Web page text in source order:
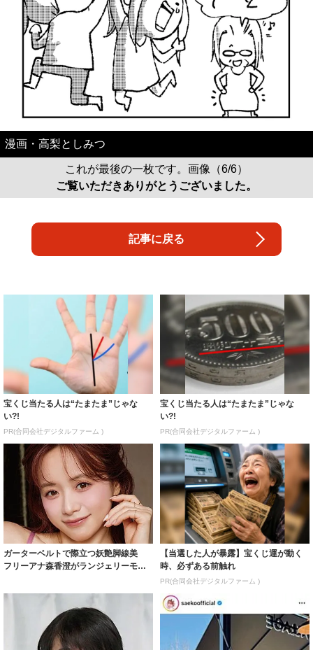
漫画・高梨としみつ
これが最後の一枚です。画像（6/6）
ご覧いただきありがとうございました。
記事に戻る
宝くじ当たる人は“たまたま”じゃな
い?!
PR(合同会社デジタルファーム )
宝くじ当たる人は“たまたま”じゃな
い?!
PR(合同会社デジタルファーム )
ガーターベルトで際立つ妖艶脚線美
フリーアナ森香澄がランジェリーモデ
【当選した人が暴露】宝くじ運が動く
時、必ずある前触れ
PR(合同会社デジタルファーム )